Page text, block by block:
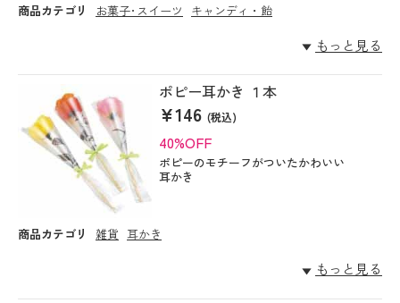
商品カテゴリ お菓子･スイーツ キャンディ・飴
もっと見る
ポピー耳かき １本
¥146(税込)
40%OFF
ポピーのモチーフがついたかわいい
耳かき
商品カテゴリ 雑貨 耳かき
もっと見る